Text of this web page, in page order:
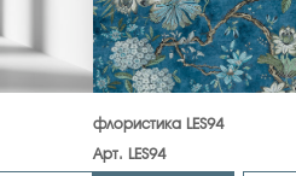
флористика LES94
Арт. LES94